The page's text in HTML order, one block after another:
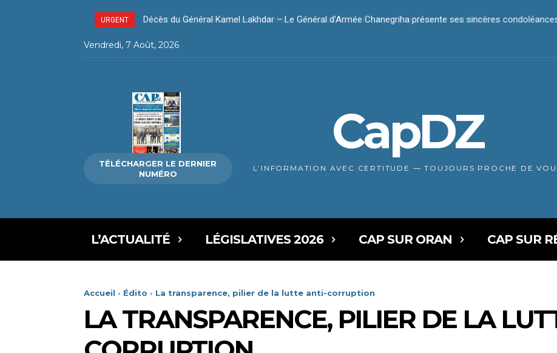
URGENT Décès du Général Kamel Lakhdar – Le Général d’Armée Chanegriha présente ses sincères condoléances
Décès du Général Kamel Lakhdar – Le président Tebboune présente ses condoléances
Vendredi, 7 Août, 2026
TÉLÉCHARGER LE DERNIER
NUMÉRO
CapDZ
L’INFORMATION AVEC CERTITUDE — TOUJOURS PROCHE DE
L’ACTUALITÉ LÉGISLATIVES 2026 CAP SUR ORAN CAP SUR
Accueil Édito La transparence, pilier de la lutte anti-corruption
LA TRANSPARENCE, PILIER DE LA